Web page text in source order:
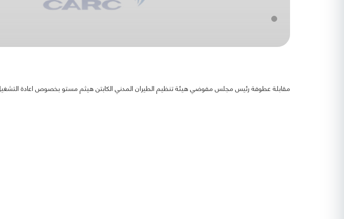
مقابلة عطوفة رئيس مجلس مفوضي هيئة تنظيم الطيران المدني الكابتن هيثم مستو بخصوص اعادة